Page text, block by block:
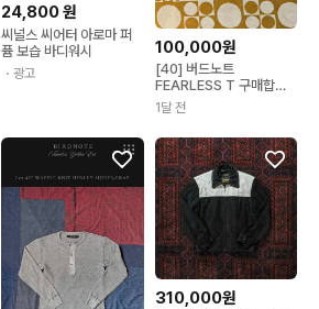
24,800원
씨널스 씨어터 아로마 퍼
퓸 보습 바디워시
・광고
100,000원
[40] 버드노트
FEARLESS T 구매합니
다.
1달 전
310,000원